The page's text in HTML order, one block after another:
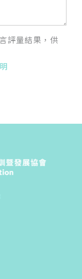
評量結果，供